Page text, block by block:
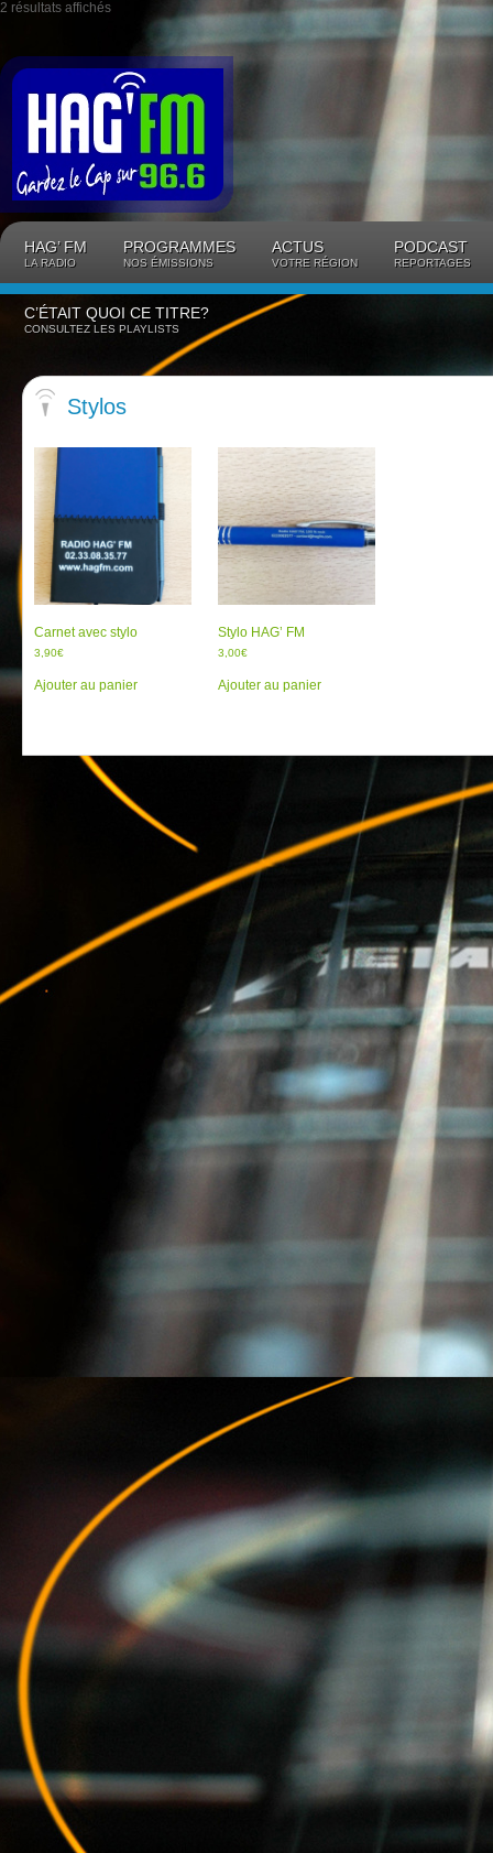
2 résultats affichés
HAG’ FM
LA RADIO
PROGRAMMES
NOS ÉMISSIONS
ACTUS
VOTRE RÉGION
PODCAST
REPORTAGES
C’ÉTAIT QUOI CE TITRE?
CONSULTEZ LES PLAYLISTS
Stylos
Carnet avec stylo
3,90€
Ajouter au panier
Stylo HAG’ FM
3,00€
Ajouter au panier
Panneau de gestion des cookies